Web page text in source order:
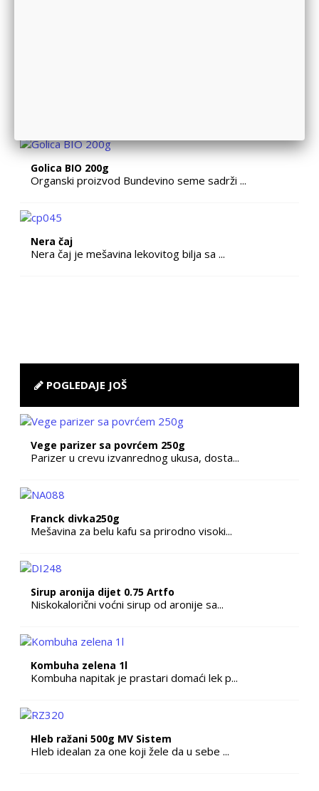
Golica BIO 200g
Organski proizvod Bundevino seme sadrži ...
Nera čaj
Nera čaj je mešavina lekovitog bilja sa ...
POGLEDAJE JOŠ
Vege parizer sa povrćem 250g
Parizer u crevu izvanrednog ukusa, dosta...
Franck divka250g
Mešavina za belu kafu sa prirodno visoki...
Sirup aronija dijet 0.75 Artfo
Niskokalorični voćni sirup od aronije sa...
Kombuha zelena 1l
Kombuha napitak je prastari domaći lek p...
Hleb ražani 500g MV Sistem
Hleb idealan za one koji žele da u sebe ...